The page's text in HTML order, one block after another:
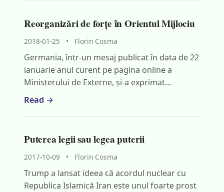
Reorganizări de forțe în Orientul Mijlociu
2018-01-25 • Florin Cosma
Germania, într-un mesaj publicat în data de 22
ianuarie anul curent pe pagina online a
Ministerului de Externe, și-a exprimat…
Read →
Puterea legii sau legea puterii
2017-10-09 • Florin Cosma
Trump a lansat ideea că acordul nuclear cu
Republica Islamică Iran este unul foarte prost